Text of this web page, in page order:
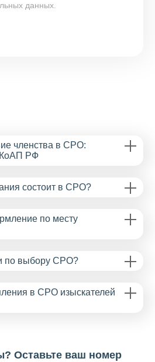
данных.
членства в СРО:
КоАП РФ
состоит в СРО?
по месту
по выбору СРО?
в СРО изыскателей
Оставьте ваш номер